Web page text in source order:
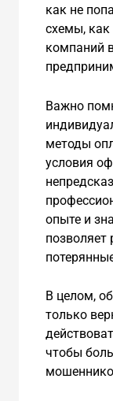
как не
схемы, как
компаний
Важно
методы
условия
опыте и
позволяет
В целом,
только
чтобы